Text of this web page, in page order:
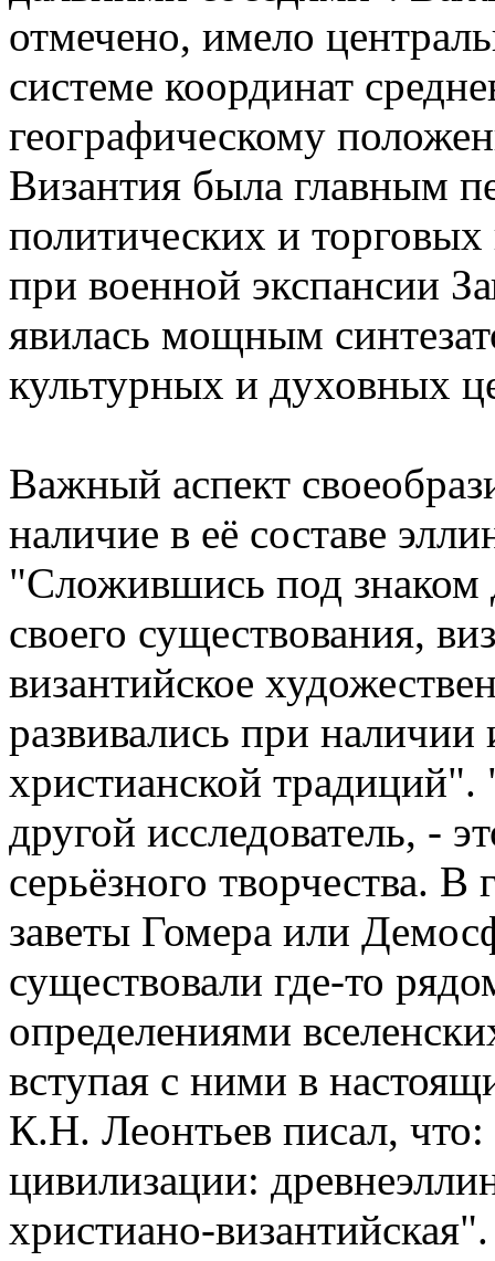
отмечено, имело
системе координат
географическому
Византия была главным
политических и
при военной экспансии
явилась мощным
культурных и духовных
Важный аспект
наличие в её составе
"Сложившись под знаком
своего существования,
византийское
развивались при
христианской
другой исследователь, -
серьёзного творчества. В
заветы Гомера или
существовали где-то
определениями
вступая с ними в
К.Н. Леонтьев писал,
цивилизации:
христиано-